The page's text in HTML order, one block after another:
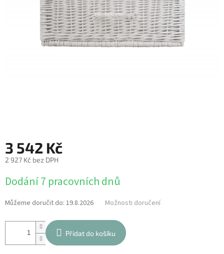
3 542 Kč
2 927 Kč bez DPH
cena:
Dodání 7 pracovních dnů
Můžeme doručit do: 19.8.2026 Možnosti doručení
Přidat do košíku